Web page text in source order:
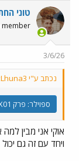
טוני
member
3/6/26
נכתב ע"י Lhuna3:
ספוילר: פרק 2X01 תגובה לניק
אוקי אני מבין
ויחד עם זה גם